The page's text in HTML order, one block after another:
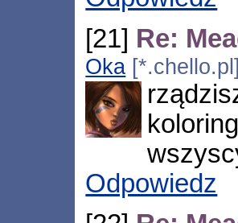
[21] Re:
Oka
Odpowiedz